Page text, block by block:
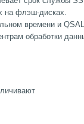
на флэш-дисках.
времени и QSAL
обработки